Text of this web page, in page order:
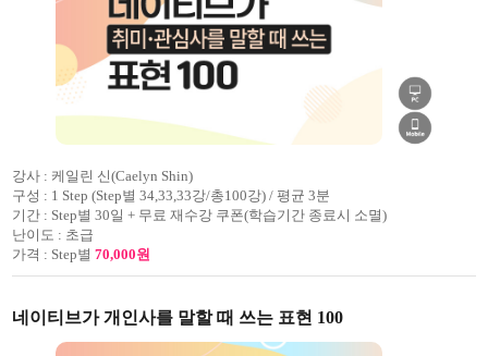
강사 : 케일린 신(Caelyn Shin)
구성 : 1 Step (Step별 34,33,33강/총100강) / 평균 3분
기간 : Step별 30일 + 무료 재수강 쿠폰(학습기간 종료시 소멸)
난이도 : 초급
가격 : Step별 70,000원
네이티브가 개인사를 말할 때 쓰는 표현 100